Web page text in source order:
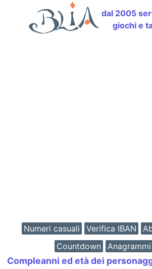
dal 2005
giochi e
Numeri casuali Verifica IBAN
Countdown
Anagrammi
Compleanni ed età dei